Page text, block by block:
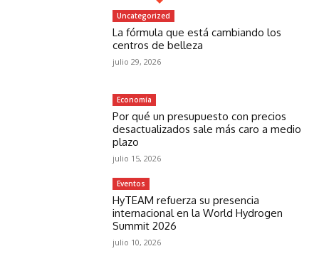
Uncategorized
La fórmula que está cambiando los
centros de belleza
julio 29, 2026
Economía
Por qué un presupuesto con precios
desactualizados sale más caro a medio
plazo
julio 15, 2026
Eventos
HyTEAM refuerza su presencia
internacional en la World Hydrogen
Summit 2026
julio 10, 2026